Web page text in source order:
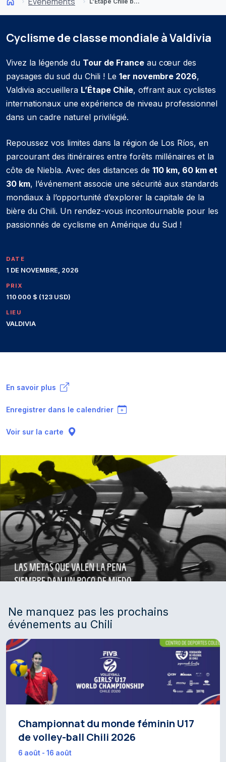
Cyclisme de classe mondiale à Valdivia
Vivez la légende du Tour de France au cœur des
paysages du sud du Chili ! Le 1er novembre 2026,
Valdivia accueillera L’Étape Chile, offrant aux cyclistes
internationaux une expérience de niveau professionnel
dans un cadre naturel privilégié.
Repoussez vos limites dans la région de Los Ríos, en
parcourant des itinéraires entre forêts millénaires et la
côte de Niebla. Avec des distances de 110 km, 60 km et
30 km, l’événement associe une sécurité aux standards
mondiaux à l’opportunité d’explorer la capitale de la
bière du Chili. Un rendez-vous incontournable pour les
passionnés de cyclisme en Amérique du Sud !
DATE
1 DE NOVEMBRE, 2026
PRIX
110 000 $ (123 USD)
LIEU
VALDIVIA
En savoir plus
Enregistrer dans le calendrier
Voir sur la carte
Ne manquez pas les prochains
événements au Chili
Championnat du monde féminin U17
de volley-ball Chili 2026
6 août - 16 août